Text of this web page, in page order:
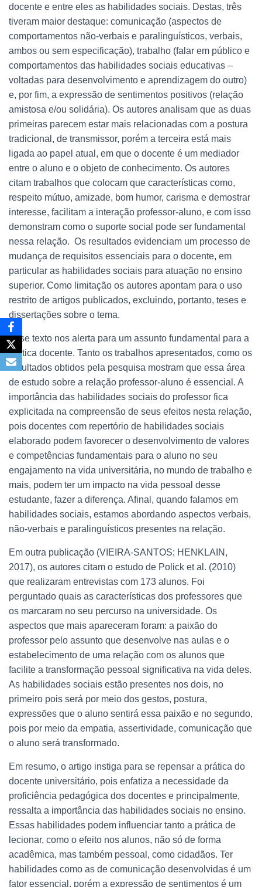
docente e entre eles as habilidades sociais. Destas, três
tiveram maior destaque: comunicação (aspectos de
comportamentos não-verbais e paralinguísticos, verbais,
ambos ou sem especificação), trabalho (falar em público e
comportamentos das habilidades sociais educativas –
voltadas para desenvolvimento e aprendizagem do outro)
e, por fim, a expressão de sentimentos positivos (relação
amistosa e/ou solidária). Os autores analisam que as duas
primeiras parecem estar mais relacionadas com a postura
tradicional , de transmissor, porém a terceira está mais
ligada ao papel atual, em que o docente é um mediador
entre o aluno e o objeto de conhecimento. Os autores
citam trabalhos que colocam que características como,
respeito mútuo, amizade, bom humor, carisma e demostrar
interesse, facilitam a interação professor-aluno, e com isso
demonstram como o suporte social pode ser fundamental
nessa relação. Os resultados evidenciam um processo de
mudança de requisitos essenciais para o docente, em
particular as habilidades sociais para atuação no ensino
superior. Como limitação os autores apontam para o uso
restrito de artigos publicados, excluindo, portanto, teses e
dissertações sobre o tema.
Esse texto nos alerta para um assunto fundamental para a
prática docente. Tanto os trabalhos apresentados, como os
resultados obtidos pela pesquisa mostram que essa área
de estudo sobre a relação professor-aluno é essencial. A
importância das habilidades sociais do professor fica
explicitada na compreensão de seus efeitos nesta relação,
pois docentes com repertório de habilidades sociais
elaborado podem favorecer o desenvolvimento de valores
e competências fundamentais para o aluno no seu
engajamento na vida universitária, no mundo de trabalho e
mais, podem ter um impacto na vida pessoal desse
estudante, fazer a diferença. Afinal, quando falamos em
habilidades sociais, estamos abordando aspectos verbais,
não-verbais e paralinguísticos presentes na relação.
Em outra publicação (VIEIRA-SANTOS; HENKLAIN,
2017), os autores citam o estudo de Polick et al. (2010)
que realizaram entrevistas com 173 alunos. Foi
perguntado quais as características dos professores que
os marcaram no seu percurso na universidade. Os
aspectos que mais apareceram foram: a paixão do
professor pelo assunto que desenvolve nas aulas e o
estabelecimento de uma relação com os alunos que
facilite a transformação pessoal significativa na vida deles.
As habilidades sociais estão presentes nos dois, no
primeiro pois será por meio dos gestos, postura,
expressões que o aluno sentirá essa paixão e no segundo,
pois por meio da empatia, assertividade, comunicação que
o aluno será transformado.
Em resumo, o artigo instiga para se repensar a prática do
docente universitário, pois enfatiza a necessidade da
proficiência pedagógica dos docentes e principalmente,
ressalta a importância das habilidades sociais no ensino.
Essas habilidades podem influenciar tanto a prática de
lecionar, como o efeito nos alunos, não só de forma
acadêmica, mas também pessoal, como cidadãos. Ter
habilidades como as de comunicação desenvolvidas é um
fator essencial, porém a expressão de sentimentos é um